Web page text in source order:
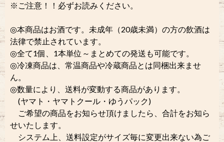
※ご注意！！必ずお読みください。
◎本商品はお酒です。未成年（20歳未満）の方の飲酒は
法律で禁止されています。
◎全て1個、1本単位～まとめての発送も可能です。
◎冷凍商品は、常温商品や冷蔵商品とは同梱出来ませ
ん。
◎数量により、送料が変動する商品があります。
(ヤマト・ヤマトクール・ゆうパック)
ご希望の商品をお知らせ頂けましたら、合計をお知ら
せいたします。
システム上、送料設定がサイズ毎に変更出来ない為ご